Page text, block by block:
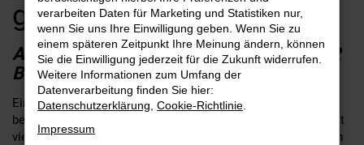
günstig kaufen
ABARTH – EINE SEHR GUTE WAHL FÜR
BAMBERG
Ein Abarth passt nach Bamberg, daran kann kein Zweifel
bestehen. Fakt ist, dass die Fahrzeuge dieses Herstellers seit
vielen Jahren das Straßenbild prägen und sich im alltäglichen
verarbeiten Daten für Marketing und Statistiken nur,
wenn Sie uns Ihre Einwilligung geben. Wenn Sie zu
einem späteren Zeitpunkt Ihre Meinung ändern, können
Sie die Einwilligung jederzeit für die Zukunft widerrufen.
Weitere Informationen zum Umfang der
Datenverarbeitung finden Sie hier:
Datenschutzerklärung Cookie-Richtlinie
Impressum